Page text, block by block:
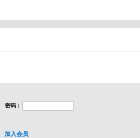
密码 :
加入会员